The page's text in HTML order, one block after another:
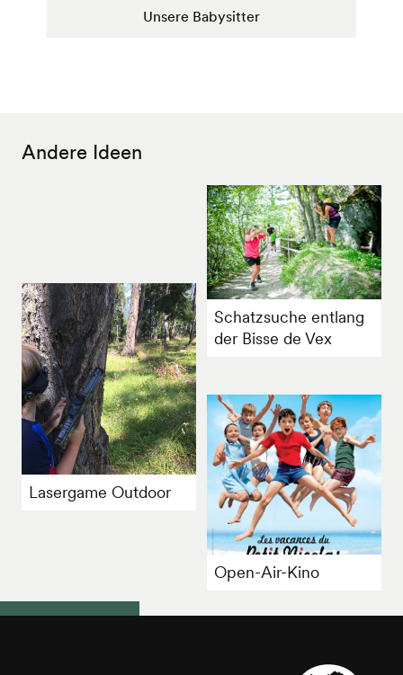
Unsere Babysitter
Andere Ideen
Schatzsuche entlang
der Bisse de Vex
Lasergame Outdoor
Open-Air-Kino